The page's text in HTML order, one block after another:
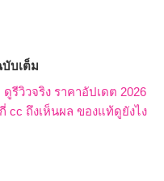
บเต็ม
รีวิวจริง ราคาอัปเดต 2026
cc ถึงเห็นผล ของแท้ดูยังไง